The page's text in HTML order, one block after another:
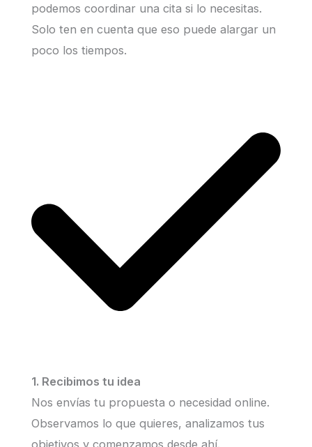
podemos coordinar una cita si lo necesitas.
Solo ten en cuenta que eso puede alargar un
poco los tiempos.
1. Recibimos tu idea
Nos envías tu propuesta o necesidad online.
Observamos lo que quieres, analizamos tus
objetivos y comenzamos desde ahí.